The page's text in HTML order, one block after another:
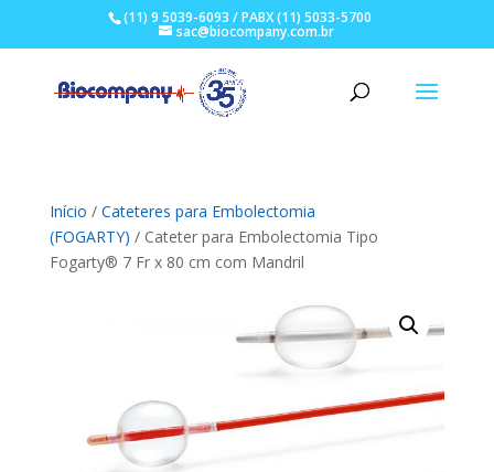
(11) 9 5039-6093 / PABX (11) 5033-5700
sac@biocompany.com.br
Início / Cateteres para Embolectomia
(FOGARTY) / Cateter para Embolectomia Tipo
Fogarty® 7 Fr x 80 cm com Mandril